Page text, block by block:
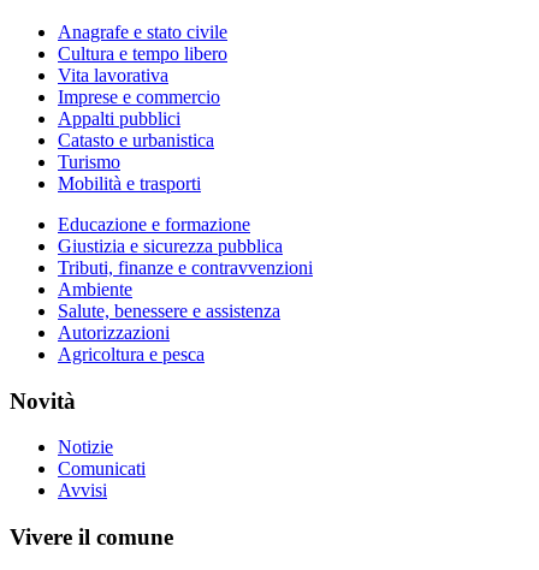
Anagrafe e stato civile
Cultura e tempo libero
Vita lavorativa
Imprese e commercio
Appalti pubblici
Catasto e urbanistica
Turismo
Mobilità e trasporti
Educazione e formazione
Giustizia e sicurezza pubblica
Tributi, finanze e contravvenzioni
Ambiente
Salute, benessere e assistenza
Autorizzazioni
Agricoltura e pesca
Novità
Notizie
Comunicati
Avvisi
Vivere il comune